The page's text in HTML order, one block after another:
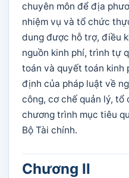
chuyên môn để địa
nhiệm vụ và tổ chức
dung được hỗ trợ, điều
nguồn kinh phí, trình tự
toán và quyết toán kinh
định của pháp luật về
công, cơ chế quản lý,
chương trình mục tiêu
Bộ Tài chính.
Chương II